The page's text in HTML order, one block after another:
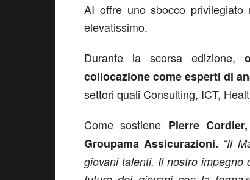
AI offre uno sbocco
elevatissimo.
Durante la scorsa edizione,
collocazione come esperti di
settori quali Consulting, ICT,
Come sostiene Pierre
Groupama Assicurazioni. “Il
giovani talenti. Il nostro